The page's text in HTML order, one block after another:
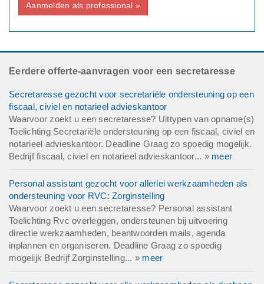
Aanmelden als professional »
Eerdere offerte-aanvragen voor een secretaresse
Secretaresse gezocht voor secretariële ondersteuning op een
fiscaal, civiel en notarieel advieskantoor
Waarvoor zoekt u een secretaresse? Uittypen van opname(s)
Toelichting Secretariële ondersteuning op een fiscaal, civiel en
notarieel advieskantoor. Deadline Graag zo spoedig mogelijk.
Bedrijf fiscaal, civiel en notarieel advieskantoor... » meer
Personal assistant gezocht voor allerlei werkzaamheden als
ondersteuning voor RVC: Zorginstelling
Waarvoor zoekt u een secretaresse? Personal assistant
Toelichting Rvc overleggen, ondersteunen bij uitvoering
directie werkzaamheden, beantwoorden mails, agenda
inplannen en organiseren. Deadline Graag zo spoedig
mogelijk Bedrijf Zorginstelling... » meer